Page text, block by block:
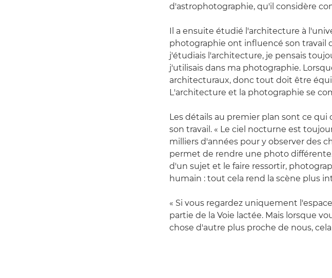
d'astrophotographie, qu'il considère
Il a ensuite étudié l'architecture à
photographie ont influencé son travail
j'étudiais l'architecture, je pensais
j'utilisais dans ma photographie.
architecturaux, donc tout doit être
L'architecture et la photographie se
Les détails au premier plan sont ce
son travail. « Le ciel nocturne est
milliers d'années pour y observer des
permet de rendre une photo
d'un sujet et le faire ressortir,
humain : tout cela rend la scène plus
« Si vous regardez uniquement
partie de la Voie lactée. Mais lorsque
chose d'autre plus proche de nous,